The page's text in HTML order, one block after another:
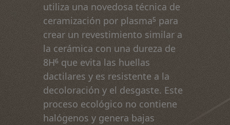
utiliza una novedosa técnica de
ceramización por plasma5para
crear un revestimiento similar a
la cerámica con una dureza de
8H6 que evita las huellas
dactilares y es resistente a la
decoloración y el desgaste. Este
proceso ecológico no contiene
halógenos y genera bajas